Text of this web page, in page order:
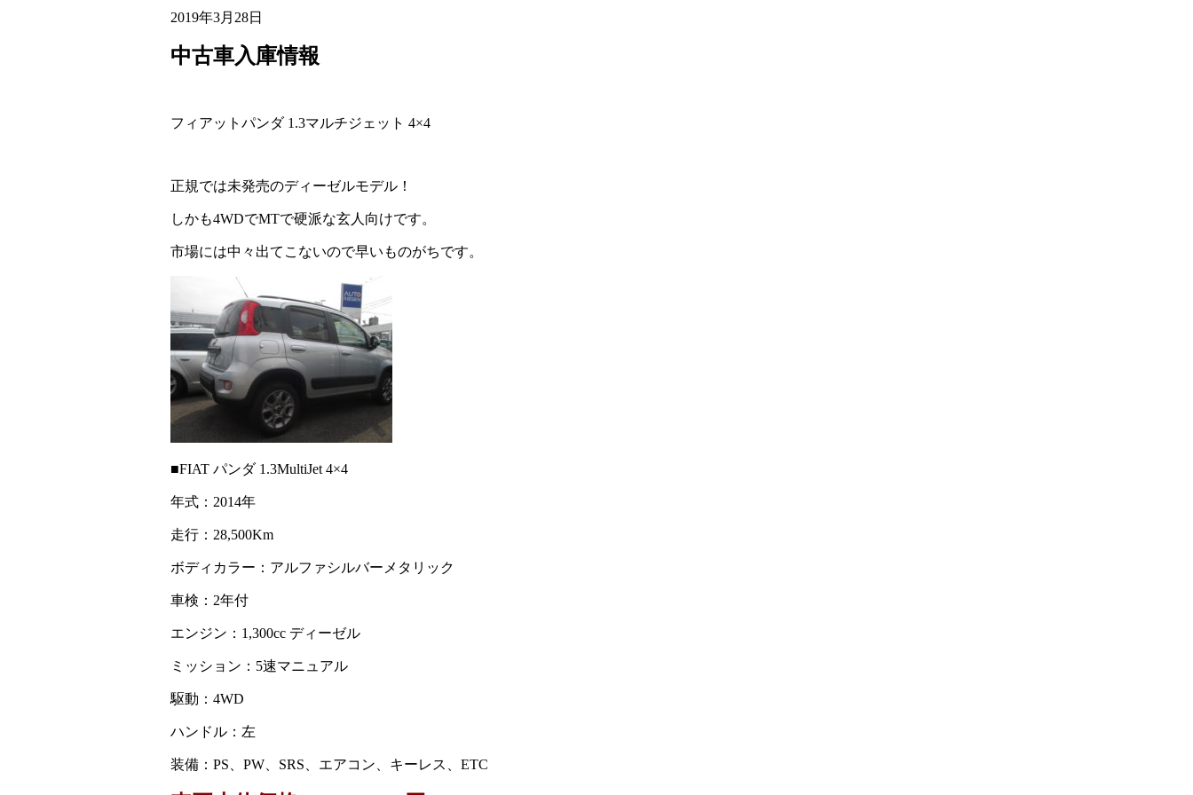
2019年3月28日
中古車入庫情報
フィアットパンダ 1.3マルチジェット 4×4
正規では未発売のディーゼルモデル！
しかも4WDでMTで硬派な玄人向けです。
市場には中々出てこないので早いものがちです。
■FIAT パンダ 1.3MultiJet 4×4
年式：2014年
走行：28,500Km
ボディカラー：アルファシルバーメタリック
車検：2年付
エンジン：1,300cc ディーゼル
ミッション：5速マニュアル
駆動：4WD
ハンドル：左
装備：PS、PW、SRS、エアコン、キーレス、ETC